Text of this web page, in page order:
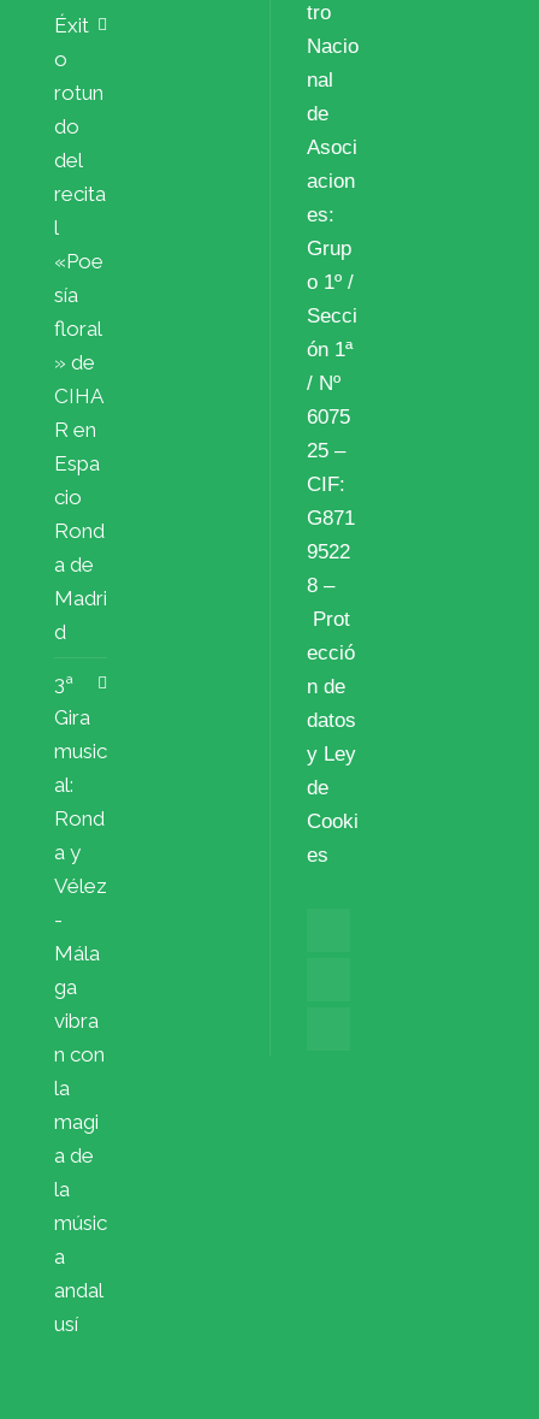
Éxit
o
rotun
do
del
recita
l
«Poe
sía
floral
» de
CIHA
R en
Espa
cio
Rond
a de
Madri
d
3ª
Gira
music
al:
Rond
a y
Vélez
-
Mála
ga
vibra
n con
la
magi
a de
la
músic
a
andal
usí
tro
Nacio
nal
de
Asoci
acion
es:
Grup
o 1º /
Secci
ón 1ª
/ Nº
6075
25 –
CIF:
G871
9522
8 –
Prot
ecció
n de
datos
y Ley
de
Cooki
es